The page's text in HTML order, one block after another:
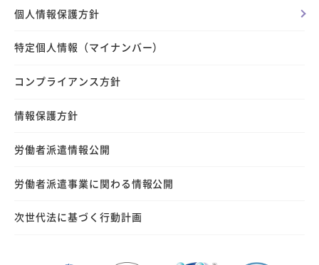
個人情報保護方針
特定個人情報（マイナンバー）
コンプライアンス方針
情報保護方針
労働者派遣情報公開
労働者派遣事業に関わる情報公開
次世代法に基づく行動計画